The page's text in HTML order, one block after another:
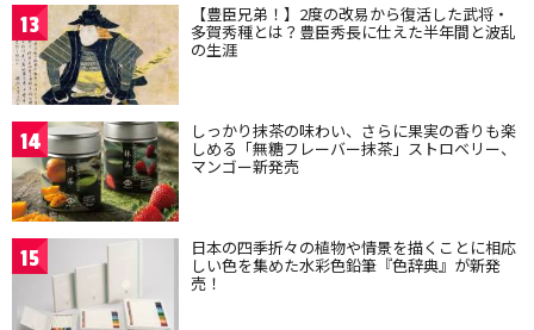
13 【豊臣兄弟！】2度の改易から復活した武将・
多賀秀種とは？豊臣秀長に仕えた半年間と波乱
の生涯
14 しっかり抹茶の味わい、さらに果実の香りも楽
しめる「無糖フレーバー抹茶」ストロベリー、
マンゴー新発売
15 日本の四季折々の植物や情景を描くことに相応
しい色を集めた水彩色鉛筆『色辞典』が新発
売！